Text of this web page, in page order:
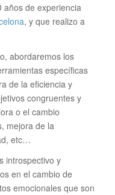
de experiencia
, y que realizo a
abordaremos los
específicas
de la eficiencia y
congruentes y
o el cambio
mejora de la
etc…
introspectivo y
en el cambio de
emocionales que son